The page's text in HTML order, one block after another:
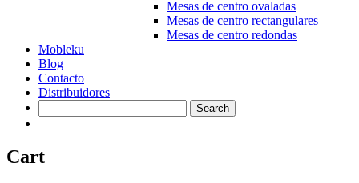
Mesas de centro ovaladas
Mesas de centro rectangulares
Mesas de centro redondas
Mobleku
Blog
Contacto
Distribuidores
Cart